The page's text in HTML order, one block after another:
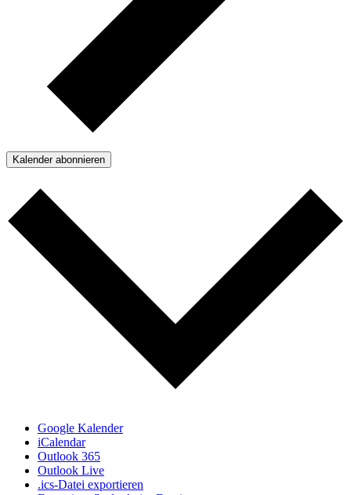
Kalender abonnieren
Google Kalender
iCalendar
Outlook 365
Outlook Live
.ics-Datei exportieren